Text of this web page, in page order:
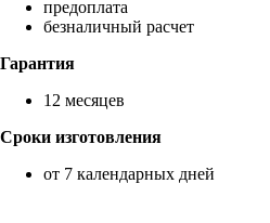
предоплата
безналичный расчет
Гарантия
12 месяцев
Сроки изготовления
от 7 календарных дней